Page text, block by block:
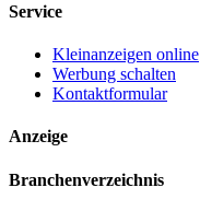
Service
Kleinanzeigen online
Werbung schalten
Kontaktformular
Anzeige
Branchenverzeichnis